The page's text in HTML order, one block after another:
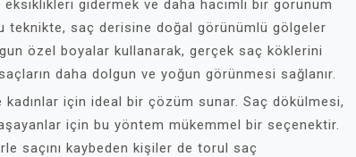
gidermek ve daha hacimli bir görünüm
teknikte, saç derisine doğal görünümlü gölgeler
özel boyalar kullanarak, gerçek saç köklerini
daha dolgun ve yoğun görünmesi sağlanır.
için ideal bir çözüm sunar. Saç dökülmesi,
için bu yöntem mükemmel bir seçenektir.
saçını kaybeden kişiler de torul saç